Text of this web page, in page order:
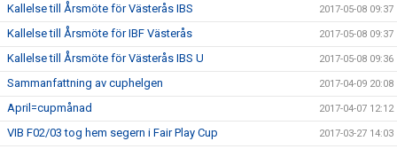
Kallelse till Årsmöte för Västerås IBS 2017-05-08 09:37
Kallelse till Årsmöte för IBF Västerås 2017-05-08 09:37
Kallelse till Årsmöte för Västerås IBS U 2017-05-08 09:36
Sammanfattning av cuphelgen 2017-04-09 20:08
April=cupmånad 2017-04-07 12:12
VIB F02/03 tog hem segern i Fair Play Cup 2017-03-27 14:03